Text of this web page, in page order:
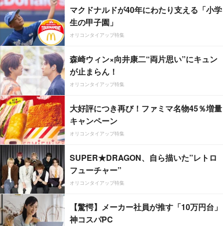
マクドナルドが40年にわたり支える「小学
生の甲子園」
オリコンタイアップ特集
森崎ウィン×向井康二“両片思い”にキュン
が止まらん！
オリコンタイアップ特集
大好評につき再び！ファミマ名物45％増量
キャンペーン
オリコンタイアップ特集
SUPER★DRAGON、自ら描いた”レトロ
フューチャー”
オリコンタイアップ特集
【驚愕】メーカー社員が推す「10万円台」
神コスパPC